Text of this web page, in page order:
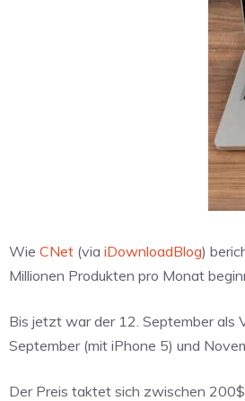
Wie CNet (via iDownloadBlog)
Millionen Produkten pro Monat
Bis jetzt war der 12. September als
September (mit iPhone 5) und
Der Preis taktet sich zwischen